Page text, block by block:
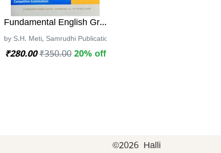
ಕೈಪಿಡಿ| Dr. ವೆಂಕಟರಮಣಸ್ವಾಮಿ
ಪ್ರಕಾಶನ
Fundamental English Grammar | S.H. Meti| Revised
by S.H. Meti, Samrudhi Publication, Dharawad
₹280.00 ₹350.00 20% off
©2026 Halli